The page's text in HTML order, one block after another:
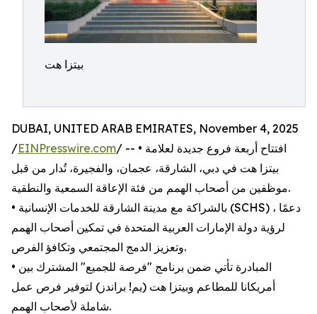
بيتزا هت
DUBAI, UNITED ARAB EMIRATES, November 4, 2025
/EINPresswire.com/ -- • افتتاح أربعة فروع جديدة لعلامة
بيتزا هت في دبي، الشارقة، عجمان، والفجيرة، تُدار من قبل
موظفين من أصحاب الهمم من فئة الإعاقة السمعية والنطقية.
• بالشراكة مع مدينة الشارقة للخدمات الإنسانية (SCHS) ، دعمًا
لرؤية دولة الإمارات العربية المتحدة في تمكين أصحاب الهمم
وتعزيز الدمج المجتمعي وتكافؤ الفرص.
• المبادرة تأتي ضمن برنامج "فرصة للجميع" المشترك بين
أمريكانا للمطاعم وبيتزا هت (يم! براندز) لتوفير فرص عمل
شاملة لأصحاب الهمم.